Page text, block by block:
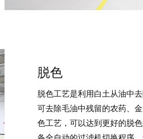
脱色
脱色工艺是利用白土从油中
可去除毛油中残留的农药、
色工艺，可以达到更好的脱